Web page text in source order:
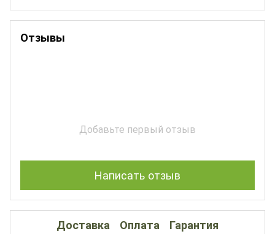
Отзывы
Добавьте первый отзыв
Написать отзыв
Доставка Оплата Гарантия